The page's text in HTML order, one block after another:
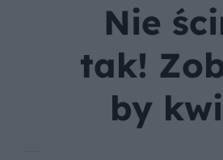
Nie
tak!
by